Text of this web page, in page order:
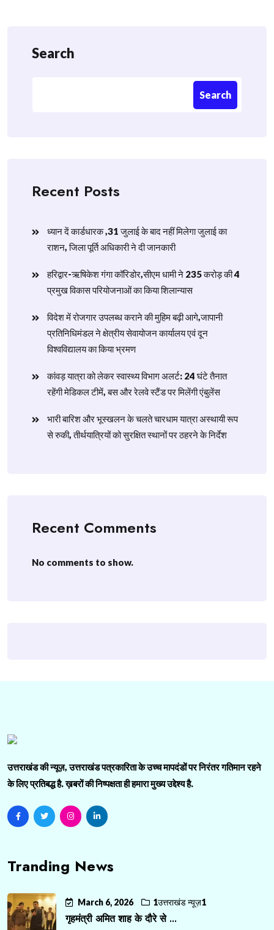
Search
Search
Recent Posts
ध्यान दें कार्डधारक ,31 जुलाई के बाद नहीं मिलेगा जुलाई का
राशन, जिला पूर्ति अधिकारी ने दी जानकारी
हरिद्वार-ऋषिकेश गंगा कॉरिडोर,सीएम धामी ने 235 करोड़ की 4
प्रमुख विकास परियोजनाओं का किया शिलान्यास
विदेश में रोजगार उपलब्ध कराने की मुहिम बढ़ी आगे,जापानी
प्रतिनिधिमंडल ने क्षेत्रीय सेवायोजन कार्यालय एवं दून
विश्वविद्यालय का किया भ्रमण
​कांवड़ यात्रा को लेकर स्वास्थ्य विभाग अलर्ट: 24 घंटे तैनात
रहेंगी मेडिकल टीमें, बस और रेलवे स्टैंड पर मिलेंगी एंबुलेंस
​भारी बारिश और भूस्खलन के चलते चारधाम यात्रा अस्थायी रूप
से रुकी, तीर्थयात्रियों को सुरक्षित स्थानों पर ठहरने के निर्देश
Recent Comments
No comments to show.
उत्तराखंड की न्यूज़, उत्तराखंड पत्रकारिता के उच्च मापदंडों पर निरंतर गतिमान रहने
के लिए प्रतिबद्ध है. ख़बरों की निष्पक्षता ही हमारा मुख्य उद्देश्य है.
Tranding News
March 6, 2026 1उत्तराखंड न्यूज़1
गृहमंत्री अमित शाह के दौरे से ...